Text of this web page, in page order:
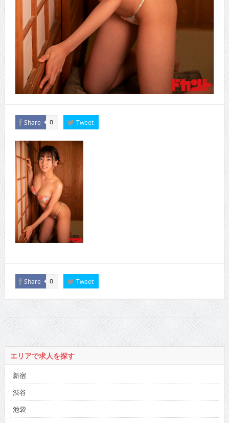
Share 0 Tweet
Share 0 Tweet
エリアで求人を探す
新宿
渋谷
池袋